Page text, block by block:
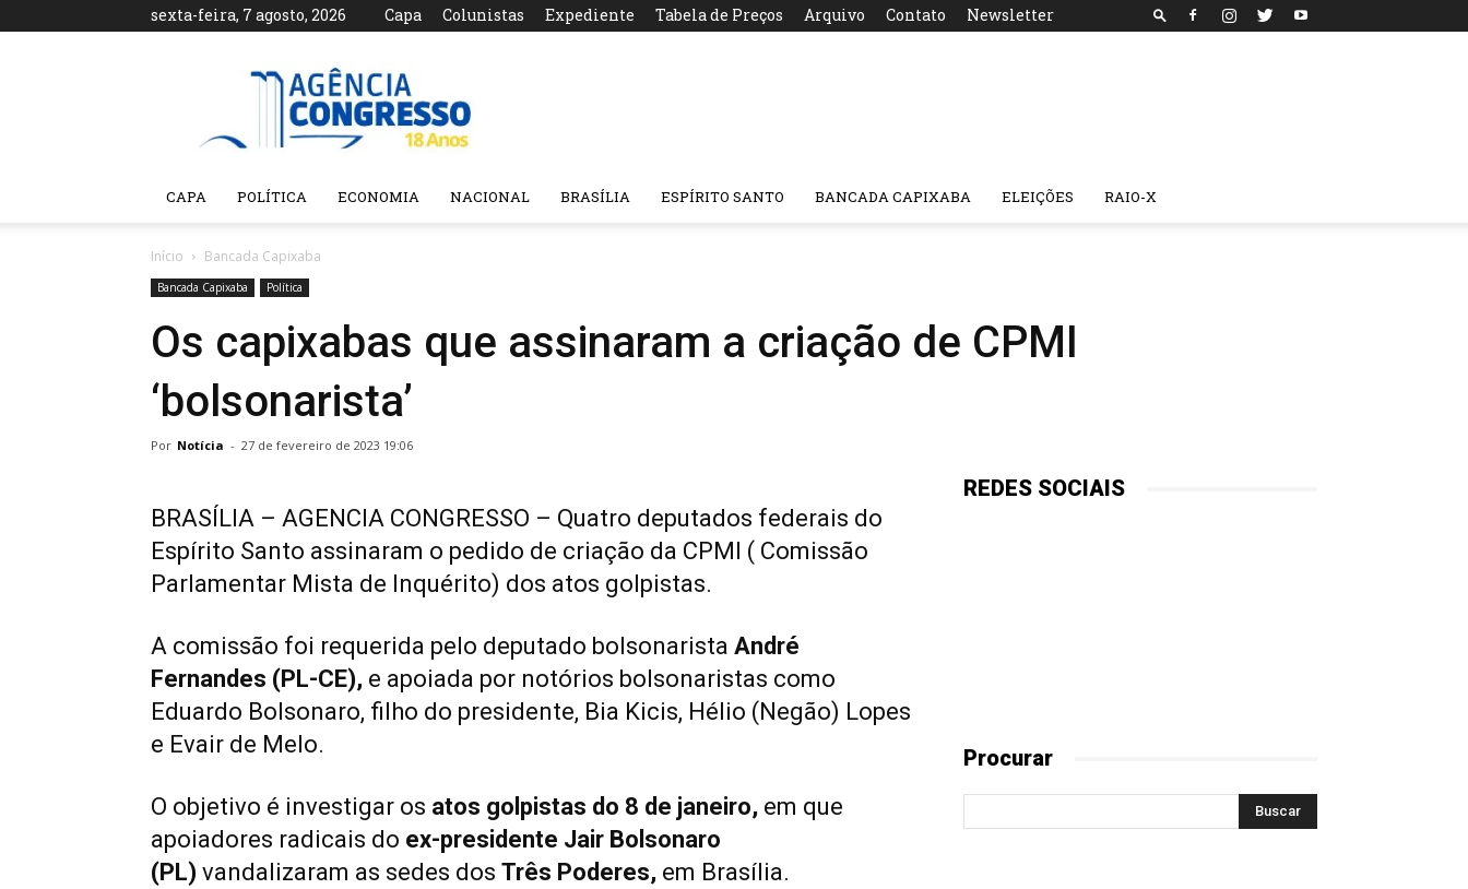
sexta-feira, 7 agosto, 2026 Capa Colunistas Expediente Tabela de Preços Arquivo Contato Newsletter
Agência
CAPA POLÍTICA ECONOMIA NACIONAL BRASÍLIA ESPÍRITO SANTO BANCADA CAPIXABA ELEIÇÕES RAIO-X
Início Bancada Capixaba
Bancada Capixaba Política
Os capixabas que assinaram a criação de CPMI
‘bolsonarista’
Por Notícia - 27 de fevereiro de 2023 19:06
BRASÍLIA – AGENCIA CONGRESSO – Quatro deputados federais do
Espírito Santo assinaram o pedido de criação da CPMI ( Comissão
Parlamentar Mista de Inquérito) dos atos golpistas.
A comissão foi requerida pelo deputado bolsonarista André
Fernandes (PL-CE), e apoiada por notórios bolsonaristas como
Eduardo Bolsonaro, filho do presidente, Bia Kicis, Hélio (Negão) Lopes
e Evair de Melo.
O objetivo é investigar os atos golpistas do 8 de janeiro, em que
apoiadores radicais do ex-presidente Jair Bolsonaro
(PL) vandalizaram as sedes dos Três Poderes, em Brasília.
REDES SOCIAIS
Procurar